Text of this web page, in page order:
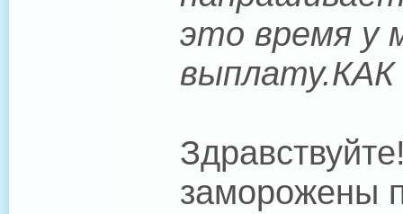
это время у
заморожены